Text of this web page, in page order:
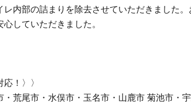
内部の詰まりを除去させていただきました
していただきました。
！〉〉
・荒尾市・水俣市・玉名市・山鹿市 菊池市・